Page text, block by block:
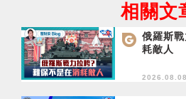
相關文
俄羅斯
耗敵人